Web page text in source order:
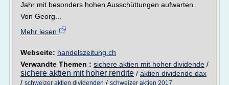
Jahr mit besonders hohen Ausschüttungen aufwarten.
Von Georg...
Mehr lesen
Webseite: handelszeitung.ch
Verwandte Themen : sichere aktien mit hoher dividende /
sichere aktien mit hoher rendite / aktien dividende dax
/ schweizer aktien dividenden / schweizer aktien 2017